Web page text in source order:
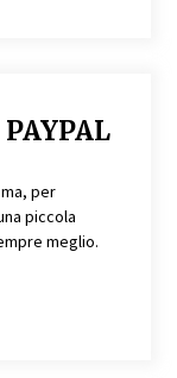
per
piccola
meglio.